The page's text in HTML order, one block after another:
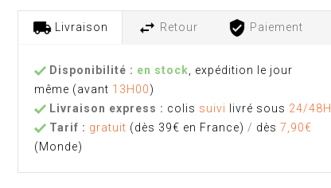
Livraison Retour Paiement
Disponibilité : en stock , expédition le jour
même (avant 13H00)
Livraison express : colis suivi livré sous 24/48H
Tarif : gratuit (dès 39€ en France) / dès 7,90€
(Monde)